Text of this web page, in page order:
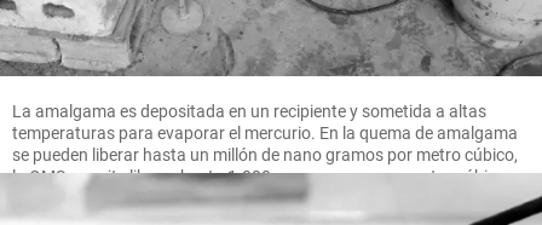
La amalgama es depositada en un recipiente y sometida a altas
temperaturas para evaporar el mercurio. En la quema de amalgama
se pueden liberar hasta un millón de nano gramos por metro cúbico,
la OMS permite liberar hasta 1.000 nano gramos por metro cúbico.